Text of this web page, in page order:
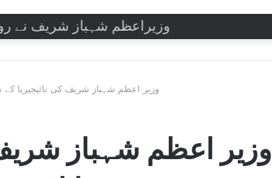
وزیراعظم شہباز شریف نے روسی
وزیر اعظم شہباز شریف کی نائیجیریا کے
وزیر اعظم شہباز